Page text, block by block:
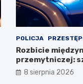
POLICJA
Rozbicie
przemytniczej:
w Polsce
8 sierpnia 2026